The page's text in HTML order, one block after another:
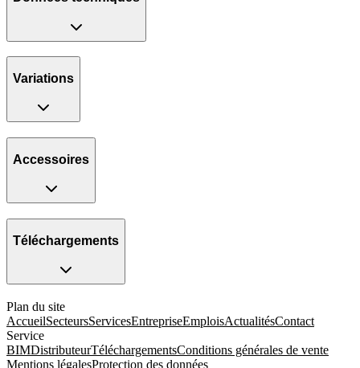
Variations
Accessoires
Téléchargements
Plan du site
AccueilSecteursServicesEntrepriseEmploisActualitésContact
Service
BIMDistributeurTéléchargementsConditions générales de vente
Mentions légalesProtection des données